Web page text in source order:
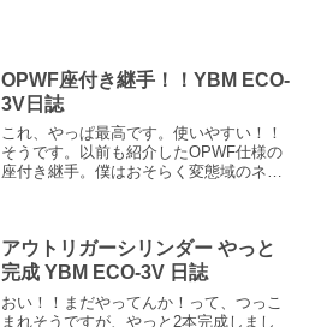
ップ2個埋めてもらって...
OPWF座付き継手！！YBM ECO-
3V日誌
これ、やっぱ最高です。使いやすい！！
そうです。以前も紹介したOPWF仕様の
座付き継手。僕はおそらく変態域のネジ
ら、数年前の同じ内容の...
アウトリガーシリンダー やっと
完成 YBM ECO-3V 日誌
おい！！まだやってんか！って、つっこ
まれそうですが、やっと2本完成しまし